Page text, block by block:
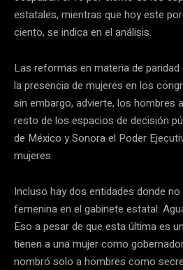
estatales, mientras que hoy este
ciento, se indica en el análisis.
Las reformas en materia de
la presencia de mujeres en los
sin embargo, advierte, los hombres
resto de los espacios de decisión
de México y Sonora el Poder
mujeres.
Incluso hay dos entidades donde
femenina en el gabinete estatal:
Eso a pesar de que esta última es
tienen a una mujer como
nombró solo a hombres como